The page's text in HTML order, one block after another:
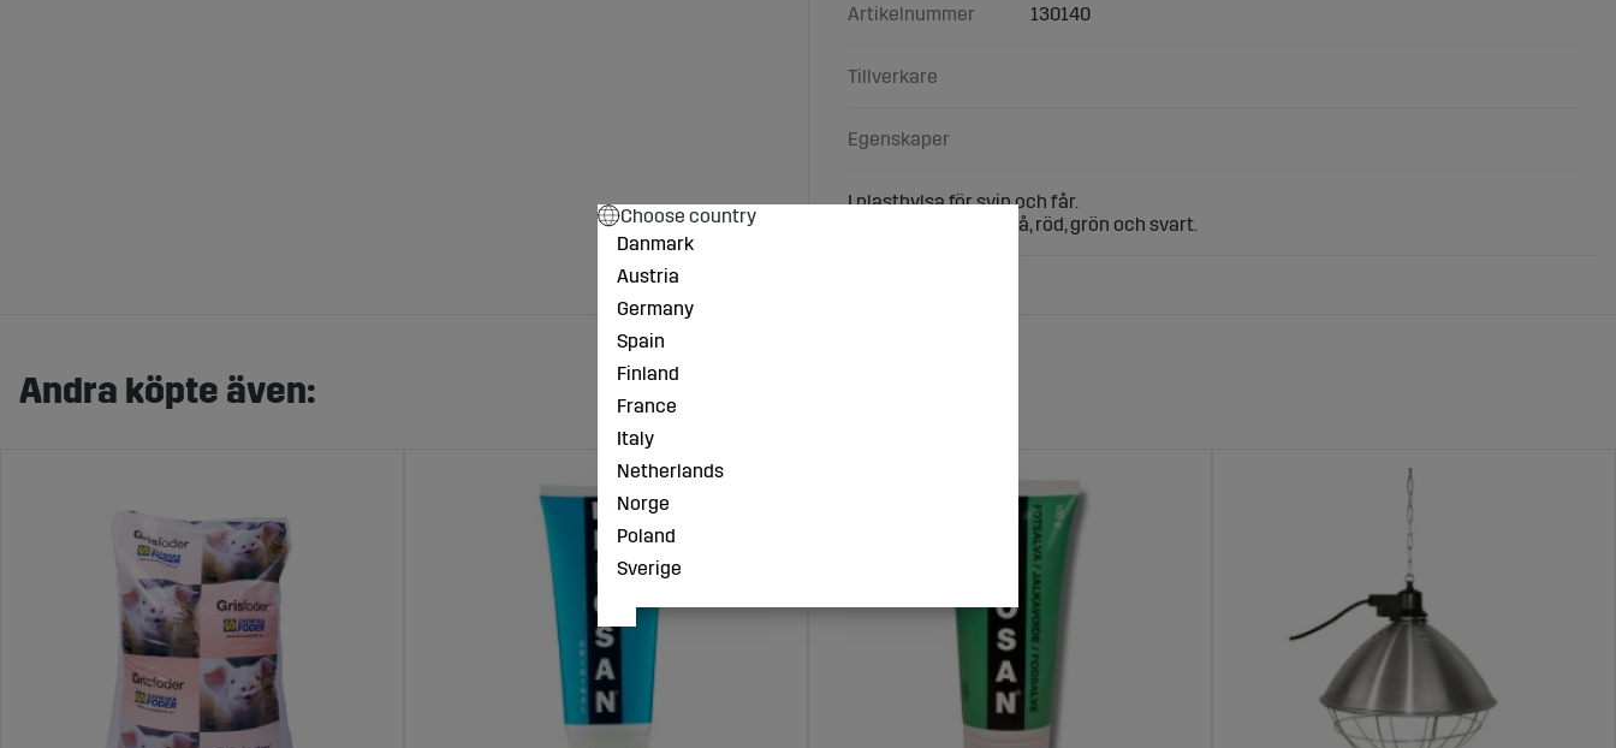
Artikelnummer 130140
Tillverkare
Egenskaper
I plasthylsa för svin och får.
Finns i fem färger: blå, röd, grön och svart.
Andra köpte även:
Choose country
Danmark
Austria
Germany
Spain
Finland
France
Italy
Netherlands
Norge
Poland
Sverige